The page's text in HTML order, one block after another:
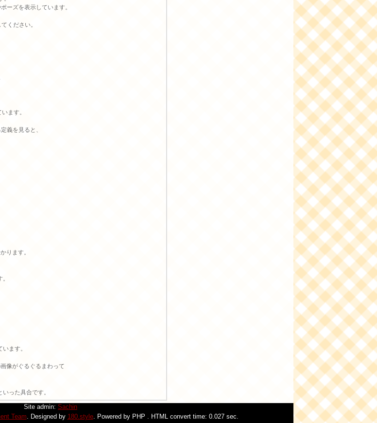
ズを表示しています。
ください。
ます。
義を見ると、
ります。
ます。
像がぐるぐるまわって
Site admin: Sachin
Team. Designed by 180.style. Powered by PHP . HTML convert time: 0.027 sec.